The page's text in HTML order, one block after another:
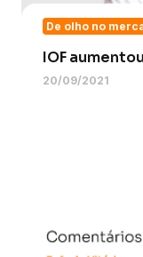
De olho no
IOF
20/09/2021